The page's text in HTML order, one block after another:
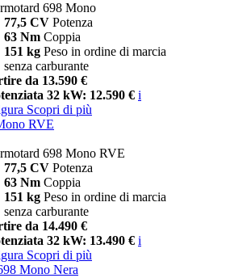
698 Mono
77,5 CV Potenza
63 Nm Coppia
151 kg Peso in ordine di marcia
senza carburante
da 13.590 €
32 kW: 12.590 € i
Scopri di più
RVE
698 Mono RVE
77,5 CV Potenza
63 Nm Coppia
151 kg Peso in ordine di marcia
senza carburante
da 14.490 €
32 kW: 13.490 € i
Scopri di più
Mono Nera